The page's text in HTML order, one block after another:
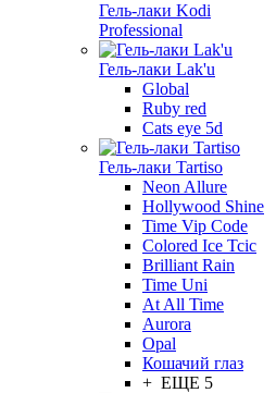
Гель-лаки Kodi
Professional
Гель-лаки Lak'u
Global
Ruby red
Cats eye 5d
Гель-лаки Tartiso
Neon Allure
Hollywood Shine
Time Vip Code
Colored Ice Tcic
Brilliant Rain
Time Uni
At All Time
Aurora
Opal
Кошачий глаз
+ ЕЩЕ 5